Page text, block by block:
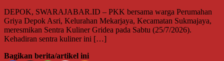
DEPOK, SWARAJABAR.ID – PKK bersama warga Perumahan
Griya Depok Asri, Kelurahan Mekarjaya, Kecamatan Sukmajaya,
meresmikan Sentra Kuliner Gridea pada Sabtu (25/7/2026).
Kehadiran sentra kuliner ini […]
Bagikan berita/artikel ini